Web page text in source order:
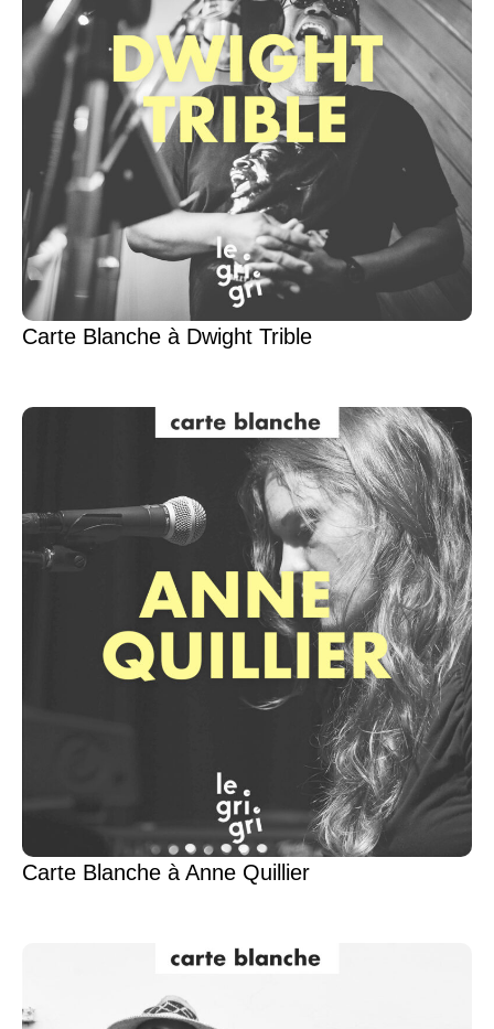
Carte Blanche à Dwight Trible
Carte Blanche à Anne Quillier